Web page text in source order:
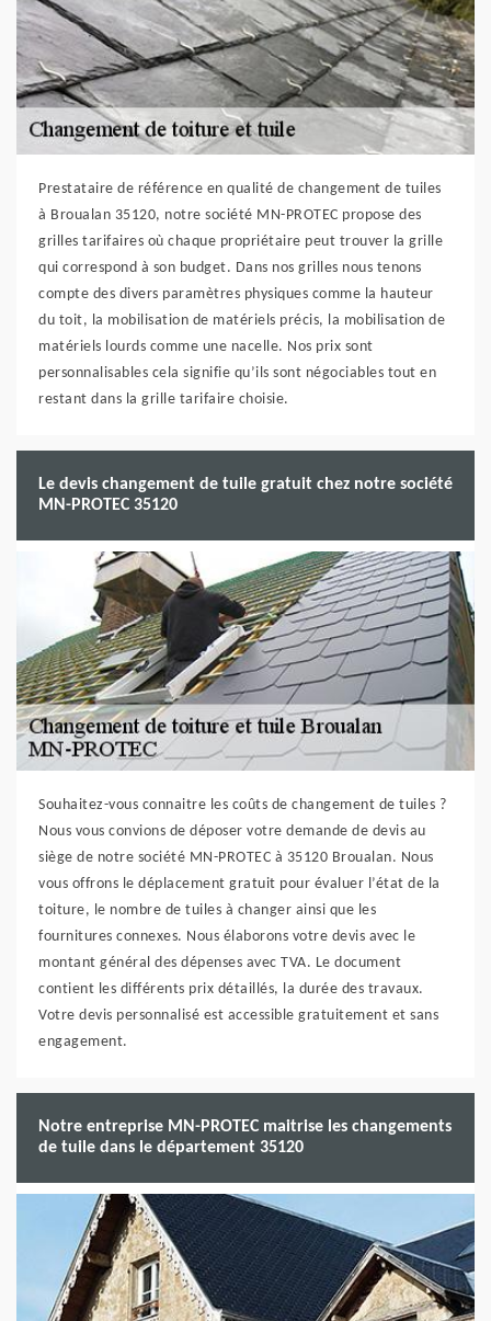
Prestataire de référence en qualité de changement de tuiles
à Broualan 35120, notre société MN-PROTEC propose des
grilles tarifaires où chaque propriétaire peut trouver la grille
qui correspond à son budget. Dans nos grilles nous tenons
compte des divers paramètres physiques comme la hauteur
du toit, la mobilisation de matériels précis, la mobilisation de
matériels lourds comme une nacelle. Nos prix sont
personnalisables cela signifie qu’ils sont négociables tout en
restant dans la grille tarifaire choisie.
Le devis changement de tuile gratuit chez notre société
MN-PROTEC 35120
Souhaitez-vous connaitre les coûts de changement de tuiles ?
Nous vous convions de déposer votre demande de devis au
siège de notre société MN-PROTEC à 35120 Broualan. Nous
vous offrons le déplacement gratuit pour évaluer l’état de la
toiture, le nombre de tuiles à changer ainsi que les
fournitures connexes. Nous élaborons votre devis avec le
montant général des dépenses avec TVA. Le document
contient les différents prix détaillés, la durée des travaux.
Votre devis personnalisé est accessible gratuitement et sans
engagement.
Notre entreprise MN-PROTEC maitrise les changements
de tuile dans le département 35120